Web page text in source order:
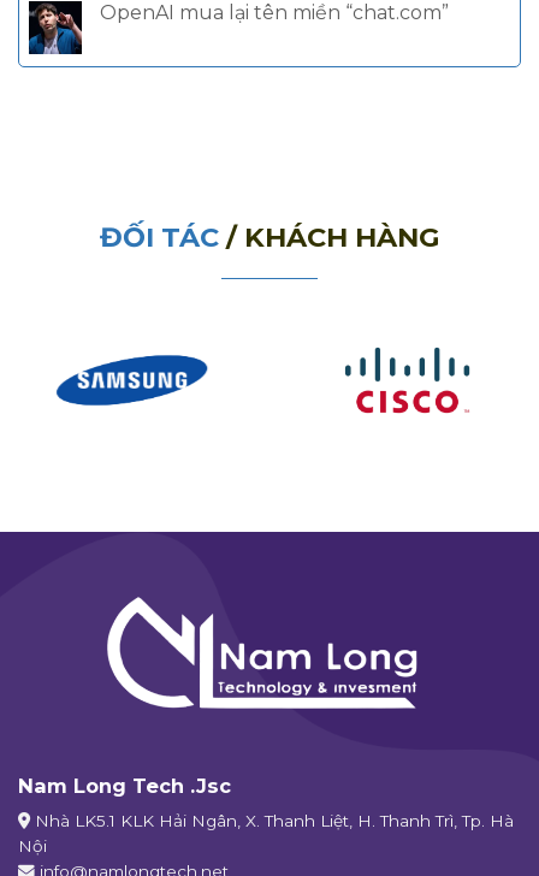
OpenAI mua lại tên miền “chat.com”
ĐỐI TÁC / KHÁCH HÀNG
Nam Long Tech .Jsc
Nhà LK5.1 KLK Hải Ngân, X. Thanh Liệt, H. Thanh Trì, Tp. Hà
Nội
info@namlongtech.net